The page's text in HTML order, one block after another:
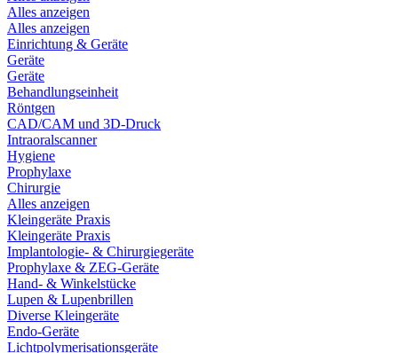
Alles anzeigen
Alles anzeigen
Einrichtung & Geräte
Geräte
Geräte
Behandlungseinheit
Röntgen
CAD/CAM und 3D-Druck
Intraoralscanner
Hygiene
Prophylaxe
Chirurgie
Alles anzeigen
Kleingeräte Praxis
Kleingeräte Praxis
Implantologie- & Chirurgiegeräte
Prophylaxe & ZEG-Geräte
Hand- & Winkelstücke
Lupen & Lupenbrillen
Diverse Kleingeräte
Endo-Geräte
Lichtpolymerisationsgeräte